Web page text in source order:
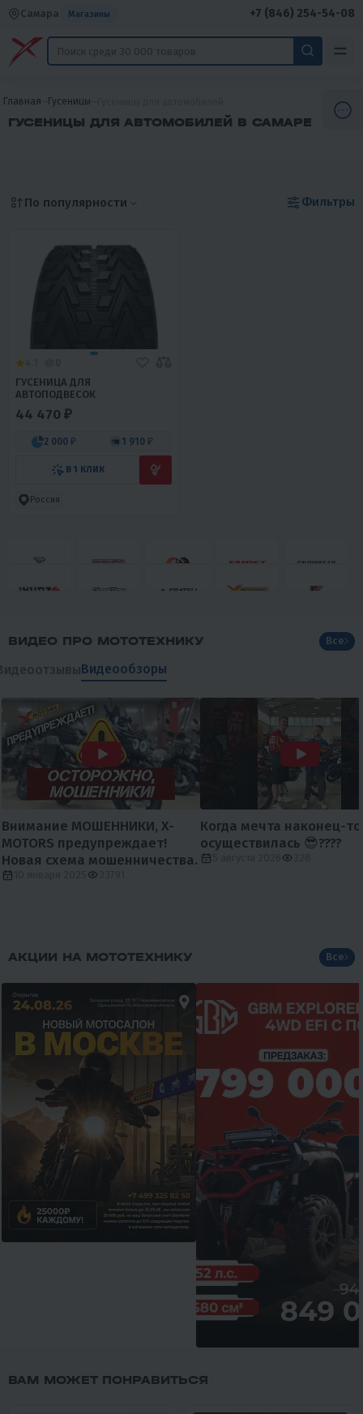
Самара Магазины +7 (846) 254-54-08
Главная Гусеницы
ГУСЕНИЦЫ ДЛЯ АВТОМОБИЛЕЙ В САМАРЕ
По популярности Фильтры
ГУСЕНИЦА ДЛЯ
АВТОПОДВЕСОК
44 470 ₽
2 000 ₽ 1 910 ₽
В 1 КЛИК
Россия
ВИДЕО ПРО МОТОТЕХНИКУ
Видеообзоры
Все
Внимание МОШЕННИКИ, X-
MOTORS предупреждает!
Новая схема мошенничества.
Когда мечта наконец-то
осуществилась 😎????
АКЦИИ НА МОТОТЕХНИКУ Все
ВАМ МОЖЕТ ПОНРАВИТЬСЯ